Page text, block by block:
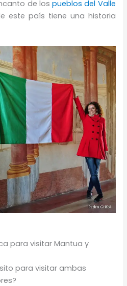
de lospueblos del Valle
este país tiene una historia
para visitar Mantua y
para visitar ambas